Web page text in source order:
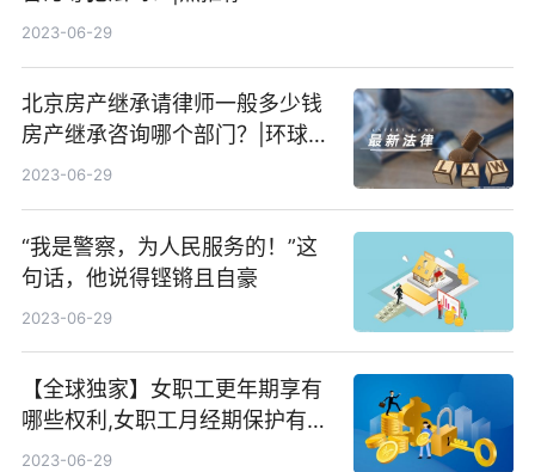
2023-06-29
北京房产继承请律师一般多少钱
房产继承咨询哪个部门？|环球报
资讯
2023-06-29
“我是警察，为人民服务的！”这
句话，他说得铿锵且自豪
2023-06-29
【全球独家】女职工更年期享有
哪些权利,女职工月经期保护有哪
些
2023-06-29